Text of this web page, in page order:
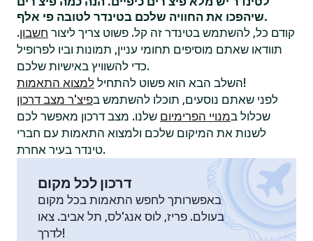
שיהפכו את החוויה שלכם בטינדר לטובה פי אלף.
קודם כל, להשתמש בטינדר זה קל. פשוט צריך ליצור חשבון.
תוודאו שאתם מוסיפים תחומי עניין, תמונות וביו לפרופיל
כדי להשוויץ באישיות שלכם.
השלב הבא הוא פשוט להתחיל למצוא התאמות
!
לפני שאתם נוסעים, תוכלו להשתמש בפיצ'ר מצב דרכון
שכלול במנויי הפרימיום שלנו. מצב דרכון מאפשר לכם
לשנות את המיקום שלכם ולמצוא התאמות עם חברי
טינדר בעיר אחרת.
דרכון לכל מקום
באפשרותך לחפש התאמות בכל מקום
בעולם. פריז, לוס אנג'לס, תל אביב. צאו
לדרך!